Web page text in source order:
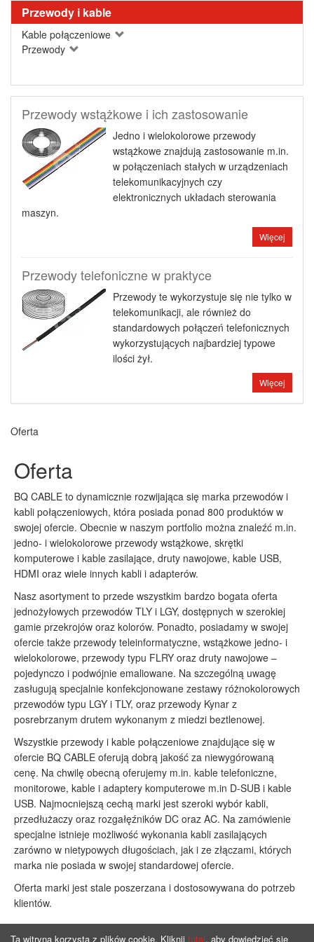
Przewody i kable
Kable połączeniowe
Przewody
Przewody wstążkowe i ich zastosowanie
Jedno i wielokolorowe przewody
wstążkowe znajdują zastosowanie m.in.
w połączeniach stałych w urządzeniach
telekomunikacyjnych czy
elektronicznych układach sterowania
maszyn.
Więcej
Przewody telefoniczne w praktyce
Przewody te wykorzystuje się nie tylko w
telekomunikacji, ale również do
standardowych połączeń telefonicznych
wykorzystujących najbardziej typowe
ilości żył.
Więcej
Oferta
Oferta
BQ CABLE to dynamicznie rozwijająca się marka przewodów i
kabli połączeniowych, która posiada ponad 800 produktów w
swojej ofercie. Obecnie w naszym portfolio można znaleźć m.in.
jedno- i wielokolorowe przewody wstążkowe, skrętki
komputerowe i kable zasilające, druty nawojowe, kable USB,
HDMI oraz wiele innych kabli i adapterów.
Nasz asortyment to przede wszystkim bardzo bogata oferta
jednożyłowych przewodów TLY i LGY, dostępnych w szerokiej
gamie przekrojów oraz kolorów. Ponadto, posiadamy w swojej
ofercie także przewody teleinformatyczne, wstążkowe jedno- i
wielokolorowe, przewody typu FLRY oraz druty nawojowe –
pojedynczo i podwójnie emaliowane. Na szczególną uwagę
zasługują specjalnie konfekcjonowane zestawy różnokolorowych
przewodów typu LGY i TLY, oraz przewody Kynar z
posrebrzanym drutem wykonanym z miedzi beztlenowej.
Wszystkie przewody i kable połączeniowe znajdujące się w
ofercie BQ CABLE oferują dobrą jakość za niewygórowaną
cenę. Na chwilę obecną oferujemy m.in. kable telefoniczne,
monitorowe, kable i adaptery komputerowe m.in D-SUB i kable
USB. Najmocniejszą cechą marki jest szeroki wybór kabli,
przedłużaczy oraz rozgałęźników DC oraz AC. Na zamówienie
specjalne istnieje możliwość wykonania kabli zasilających
zarówno w nietypowych długościach, jak i ze złączami, których
marka nie posiada w swojej standardowej ofercie.
Oferta marki jest stale poszerzana i dostosowywana do potrzeb
klientów.
Ta witryna korzysta z plików cookie. Kliknij tutaj, aby dowiedzieć się